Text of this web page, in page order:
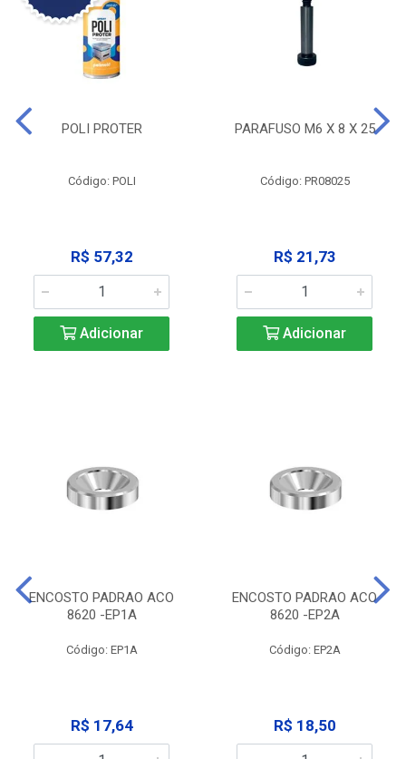
POLI PROTER
Código: POLI
R$ 57,32
Adicionar
PARAFUSO M6 X 8 X 25
Código: PR08025
R$ 21,73
Adicionar
ENCOSTO PADRAO ACO
8620 -EP1A
Código: EP1A
R$ 17,64
ENCOSTO PADRAO ACO
8620 -EP2A
Código: EP2A
R$ 18,50